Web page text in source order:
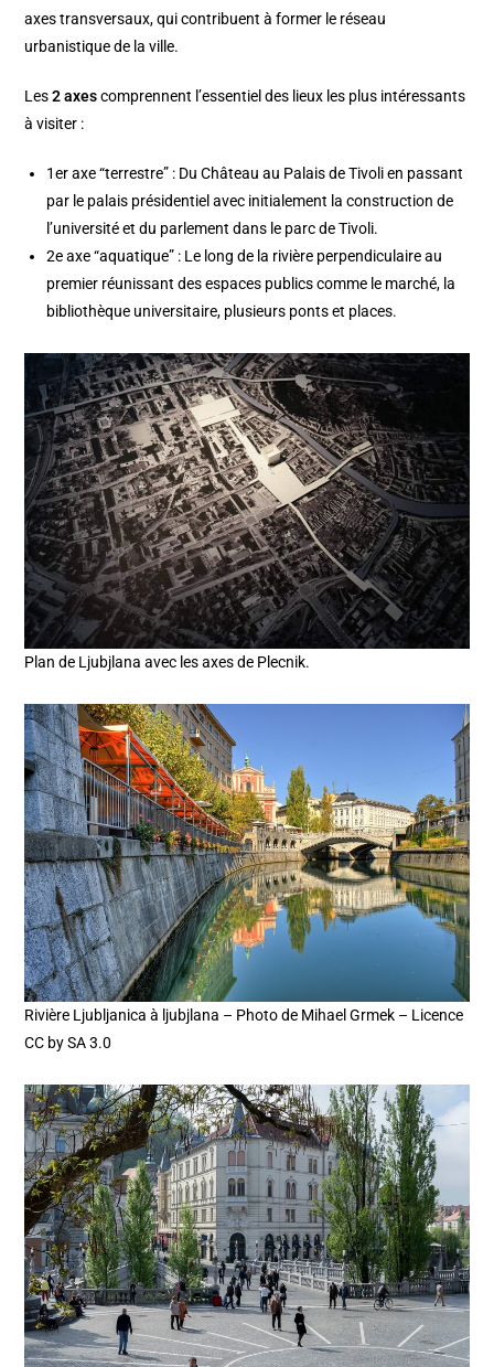
axes transversaux, qui contribuent à former le réseau
urbanistique de la ville.
Les2 axescomprennent l’essentiel des lieux les plus intéressants
à visiter :
1er axe “terrestre” : Du Château au Palais de Tivoli en passant
par le palais présidentiel avec initialement la construction de
l’université et du parlement dans le parc de Tivoli.
2e axe “aquatique” : Le long de la rivière perpendiculaire au
premier réunissant des espaces publics comme le marché, la
bibliothèque universitaire, plusieurs ponts et places.
Plan de Ljubjlana avec les axes de Plecnik.
Rivière Ljubljanica à ljubjlana – Photo de Mihael Grmek – Licence
CC by SA 3.0